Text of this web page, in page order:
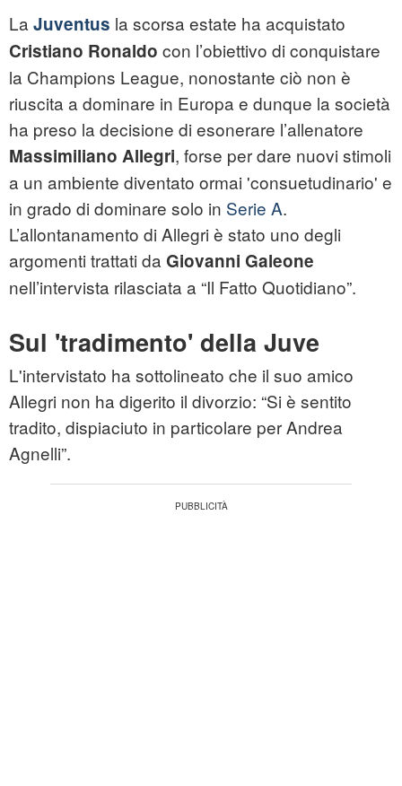
La Juventus la scorsa estate ha acquistato
Cristiano Ronaldo con l’obiettivo di conquistare
la Champions League, nonostante ciò non è
riuscita a dominare in Europa e dunque la società
ha preso la decisione di esonerare l’allenatore
Massimiliano Allegri, forse per dare nuovi stimoli
a un ambiente diventato ormai 'consuetudinario' e
in grado di dominare solo in Serie A.
L’allontanamento di Allegri è stato uno degli
argomenti trattati da Giovanni Galeone
nell’intervista rilasciata a “Il Fatto Quotidiano”.
Sul 'tradimento' della Juve
L'intervistato ha sottolineato che il suo amico
Allegri non ha digerito il divorzio: “Si è sentito
tradito, dispiaciuto in particolare per Andrea
Agnelli”.